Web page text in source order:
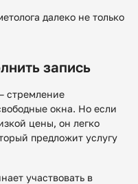
далеко не только
запись
стремление
окна. Но если
цены, он легко
предложит услугу
участвовать в